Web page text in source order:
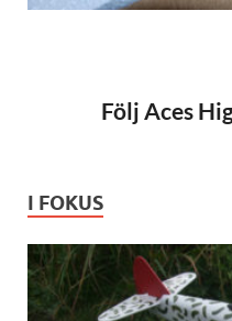
Följ Aces
I FOKUS